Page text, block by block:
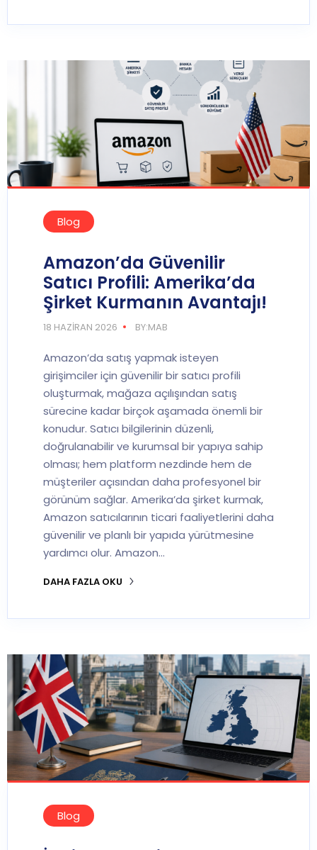
Blog
Amazon’da Güvenilir
Satıcı Profili: Amerika’da
Şirket Kurmanın Avantajı!
18 HAZIRAN 2026 BY:MAB
Amazon’da satış yapmak isteyen
girişimciler için güvenilir bir satıcı profili
oluşturmak, mağaza açılışından satış
sürecine kadar birçok aşamada önemli bir
konudur. Satıcı bilgilerinin düzenli,
doğrulanabilir ve kurumsal bir yapıya sahip
olması; hem platform nezdinde hem de
müşteriler açısından daha profesyonel bir
görünüm sağlar. Amerika’da şirket kurmak,
Amazon satıcılarının ticari faaliyetlerini daha
güvenilir ve planlı bir yapıda yürütmesine
yardımcı olur. Amazon…
DAHA FAZLA OKU
Blog